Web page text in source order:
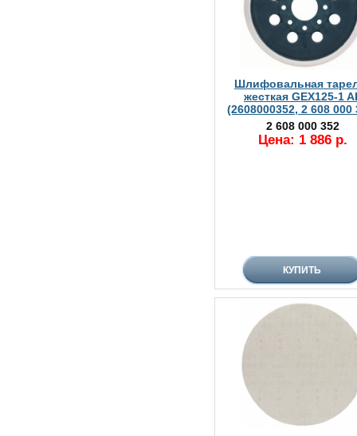
Шлифовальная
жесткая GEX125-1
(2608000352, 2 608 000
2 608 000 352
Цена: 1 886 р.